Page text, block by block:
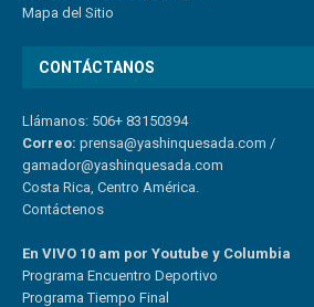
Mapa del Sitio
CONTÁCTANOS
Llámanos: 506+ 83150394
Correo: prensa@yashinquesada.com /
gamador@yashinquesada.com
Costa Rica, Centro América.
Contáctenos
En VIVO 10 am por Youtube y Columbia
Programa Encuentro Deportivo
Programa Tiempo Final